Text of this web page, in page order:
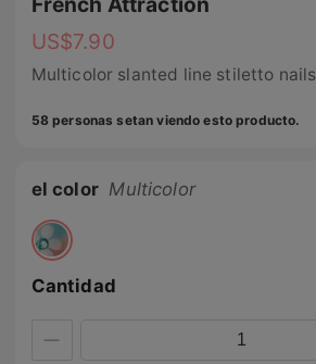
US$7.90
Multicolor slanted line stiletto nails
58 personas setan viendo esto producto.
el color Multicolor
Cantidad